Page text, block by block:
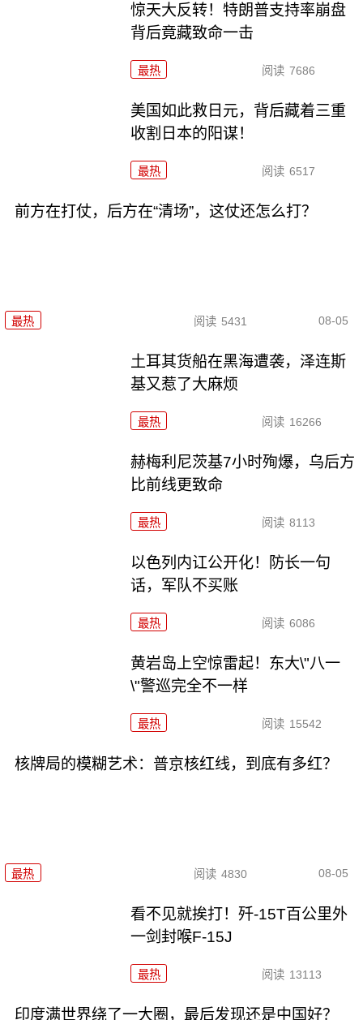
惊天大反转！特朗普支持率崩盘
背后竟藏致命一击
最热 阅读 7686
美国如此救日元，背后藏着三重
收割日本的阳谋！
最热 阅读 6517
前方在打仗，后方在“清场”，这仗还怎么打？
最热 阅读 5431 08-05
土耳其货船在黑海遭袭，泽连斯
基又惹了大麻烦
最热 阅读 16266
赫梅利尼茨基7小时殉爆，乌后方
比前线更致命
最热 阅读 8113
以色列内讧公开化！防长一句
话，军队不买账
最热 阅读 6086
黄岩岛上空惊雷起！东大\"八一
\"警巡完全不一样
最热 阅读 15542
核牌局的模糊艺术：普京核红线，到底有多红？
最热 阅读 4830 08-05
看不见就挨打！歼-15T百公里外
一剑封喉F-15J
最热 阅读 13113
印度满世界绕了一大圈，最后发现还是中国好？